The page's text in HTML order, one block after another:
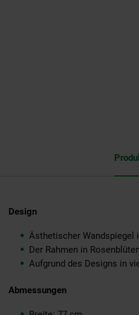
Design
Ästhetischer Wandspiegel
Der Rahmen in
Aufgrund des Designs in
Abmessungen